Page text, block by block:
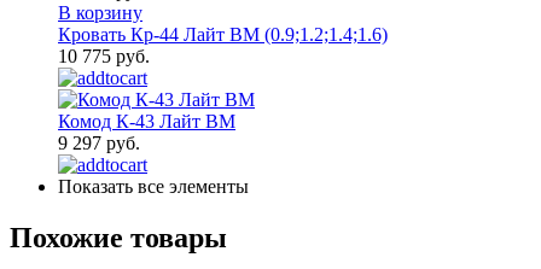
В корзину
Кровать Кр-44 Лайт ВМ (0.9;1.2;1.4;1.6)
10 775 руб.
Комод К-43 Лайт ВМ
9 297 руб.
Показать все элементы
Похожие товары